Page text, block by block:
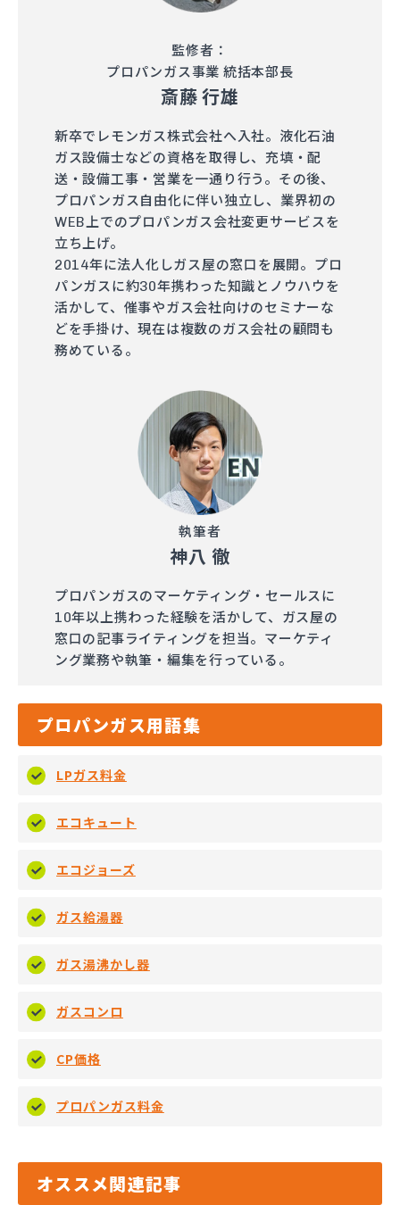
監修者：
プロパンガス事業 統括本部長
斎藤 行雄
新卒でレモンガス株式会社へ入社。液化石油
ガス設備士などの資格を取得し、充填・配
送・設備工事・営業を一通り行う。その後、
プロパンガス自由化に伴い独立し、業界初の
WEB上でのプロパンガス会社変更サービスを
立ち上げ。
2014年に法人化しガス屋の窓口を展開。プロ
パンガスに約30年携わった知識とノウハウを
活かして、催事やガス会社向けのセミナーな
どを手掛け、現在は複数のガス会社の顧問も
務めている。
執筆者
神八 徹
プロパンガスのマーケティング・セールスに
10年以上携わった経験を活かして、ガス屋の
窓口の記事ライティングを担当。マーケティ
ング業務や執筆・編集を行っている。
プロパンガス用語集
LPガス料金
エコキュート
エコジョーズ
ガス給湯器
ガス湯沸かし器
ガスコンロ
CP価格
プロパンガス料金
オススメ関連記事